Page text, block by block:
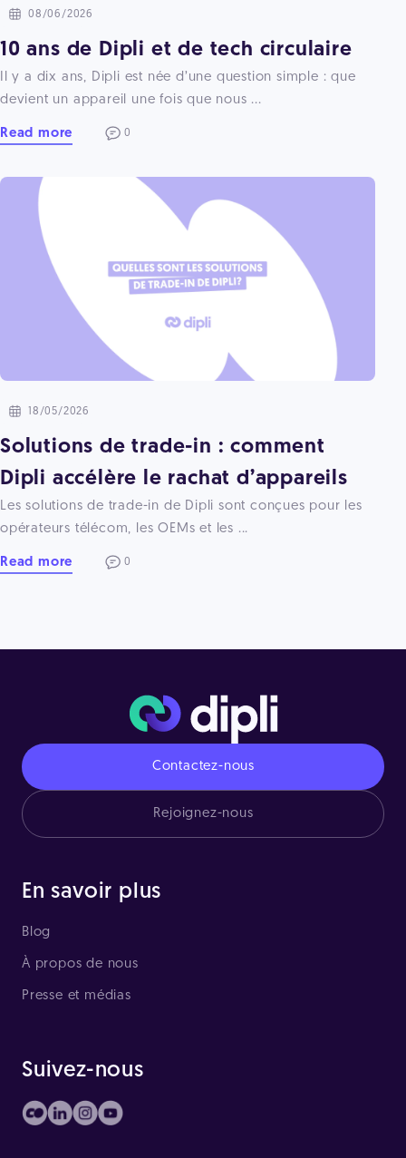
08/06/2026
10 ans de Dipli et de tech circulaire
Il y a dix ans, Dipli est née d’une question simple : que
devient un appareil une fois que nous ...
Read more 0
18/05/2026
Solutions de trade-in : comment
Dipli accélère le rachat d’appareils
Les solutions de trade-in de Dipli sont conçues pour les
opérateurs télécom, les OEMs et les ...
Read more 0
Contactez-nous
Rejoignez-nous
En savoir plus
Blog
À propos de nous
Presse et médias
Suivez-nous